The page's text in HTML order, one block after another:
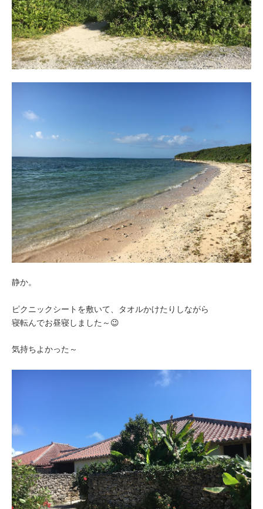
静か。
ピクニックシートを敷いて、タオルかけたりしながら
寝転んでお昼寝しました～😉
気持ちよかった～